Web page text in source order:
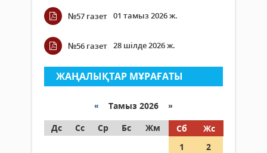
№57 газет 01 тамыз 2026 ж.
№56 газет 28 шілде 2026 ж.
ЖАҢАЛЫҚТАР МҰРАҒАТЫ
« Тамыз 2026 »
Дс
Сс Ср Бс Жм Сб
Жс
1
2